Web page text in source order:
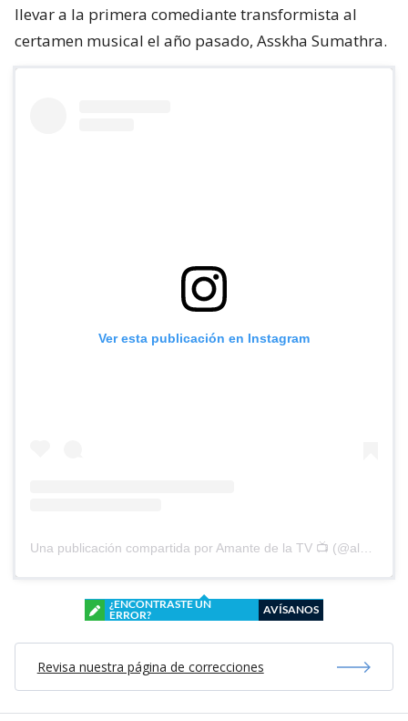
llevar a la primera comediante transformista al
certamen musical el año pasado, Asskha Sumathra.
Ver esta publicación en Instagram
Una publicación compartida por Amante de la TV 📺 (@alguien_te_observa)
¿ENCONTRASTE UN
ERROR?
AVÍSANOS
Revisa nuestra página de correcciones